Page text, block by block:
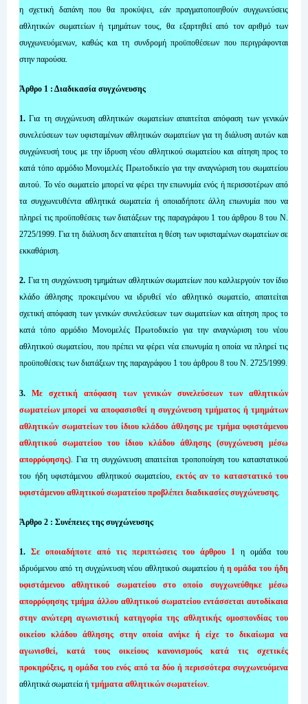
η σχετική δαπάνη που θα προκύψει, εάν πραγματοποιηθούν συγχωνεύσεις
αθλητικών σωματείων ή τμημάτων τους, θα εξαρτηθεί από τον αριθμό των
συγχωνευόμενων, καθώς και τη συνδρομή προϋποθέσεων που περιγράφονται
στην παρούσα.
Άρθρο 1 : Διαδικασία συγχώνευσης
1. Για τη συγχώνευση αθλητικών σωματείων απαιτείται απόφαση των γενικών
συνελεύσεων των υφισταμένων αθλητικών σωματείων για τη διάλυση αυτών και
συγχώνευσή τους με την ίδρυση νέου αθλητικού σωματείου και αίτηση προς το
κατά τόπο αρμόδιο Μονομελές Πρωτοδικείο για την αναγνώριση του σωματείου
αυτού. Το νέο σωματείο μπορεί να φέρει την επωνυμία ενός ή περισσοτέρων από
τα συγχωνευθέντα αθλητικά σωματεία ή οποιαδήποτε άλλη επωνυμία που να
πληρεί τις προϋποθέσεις των διατάξεων της παραγράφου 1 του άρθρου 8 του Ν.
2725/1999. Για τη διάλυση δεν απαιτείται η θέση των υφισταμένων σωματείων σε
εκκαθάριση.
2. Για τη συγχώνευση τμημάτων αθλητικών σωματείων που καλλιεργούν τον ίδιο
κλάδο άθλησης προκειμένου να ιδρυθεί νέο αθλητικό σωματείο, απαιτείται
σχετική απόφαση των γενικών συνελεύσεων των σωματείων και αίτηση προς το
κατά τόπο αρμόδιο Μονομελές Πρωτοδικείο για την αναγνώριση του νέου
αθλητικού σωματείου, που πρέπει να φέρει νέα επωνυμία η οποία να πληρεί τις
προϋποθέσεις των διατάξεων της παραγράφου 1 του άρθρου 8 του Ν. 2725/1999.
3.
Με σχετική απόφαση των γενικών συνελεύσεων των αθλητικών
σωματείων μπορεί να αποφασισθεί η συγχώνευση τμήματος ή τμημάτων
αθλητικών σωματείων του ίδιου κλάδου άθλησης με τμήμα υφιστάμενου
αθλητικού σωματείου του ίδιου κλάδου άθλησης (συγχώνευση μέσω
απορρόφησης) . Για τη συγχώνευση απαιτείται τροποποίηση του καταστατικού
του ήδη υφιστάμενου αθλητικού σωματείου, εκτός αν το καταστατικό του
υφιστάμενου αθλητικού σωματείου προβλέπει διαδικασίες συγχώνευσης
Άρθρο 2 : Συνέπειες της συγχώνευσης
1.Σε οποιαδήποτε από τις περιπτώσεις του άρθρου 1 η ομάδα του
ιδρυόμενου από τη συγχώνευση νέου αθλητικού σωματείου ή η ομάδα του ήδη
υφιστάμενου αθλητικού σωματείου στο οποίο συγχωνεύθηκε μέσω
απορρόφησης τμήμα άλλου αθλητικού σωματείου εντάσσεται αυτοδίκαια
στην ανώτερη αγωνιστική κατηγορία της αθλητικής ομοσπονδίας του
οικείου κλάδου άθλησης στην οποία ανήκε ή είχε το δικαίωμα να
αγωνισθεί, κατά τους οικείους κανονισμούς κατά τις σχετικές
προκηρύξεις, η ομάδα του ενός από τα δύο ή περισσότερα συγχωνευόμενα
αθλητικά σωματεία ή τμήματα αθλητικών σωματείων.